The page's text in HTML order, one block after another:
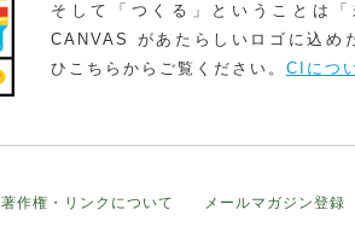
そして「つくる」ということは
CANVAS があたらしいロゴに込め
ひこちらからご覧ください。 CIにつ
著作権・リンクについて メールマガジン登録